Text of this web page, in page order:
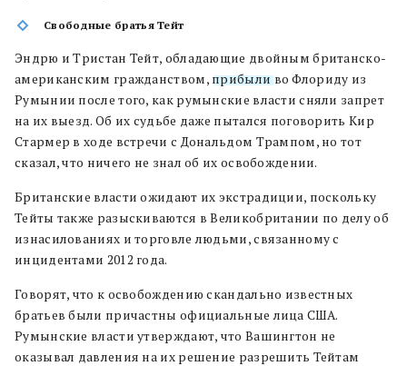
Свободные братья Тейт
Эндрю и Тристан Тейт, обладающие двойным британско-
американским гражданством, прибыливо Флориду из
Румынии после того, как румынские власти сняли запрет
на их выезд. Об их судьбе даже пытался поговорить Кир
Стармер в ходе встречи с Дональдом Трампом, но тот
сказал, что ничего не знал об их освобождении.
Британские власти ожидают их экстрадиции, поскольку
Тейты также разыскиваются в Великобритании по делу об
изнасилованиях и торговле людьми, связанному с
инцидентами 2012 года.
Говорят, что к освобождению скандально известных
братьев были причастны официальные лица США.
Румынские власти утверждают, что Вашингтон не
оказывал давления на их решение разрешить Тейтам